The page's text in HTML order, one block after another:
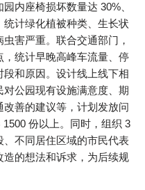
内座椅损坏数量达 30%、
计绿化植被种类、生长状
害严重。联合交通部门，
统计早晚高峰车流量、停
和原因。设计线上线下相
公园现有设施满意度、期
善的建议等，计划发放问
份以上。同时，组织 3
不同居住区域的市民代表
的想法和诉求，为后续规